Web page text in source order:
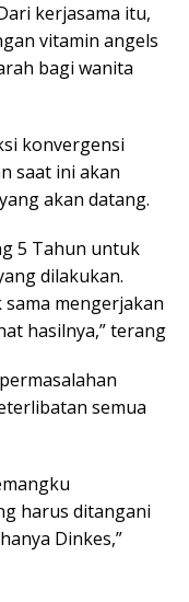
kerjasama itu,
vitamin angels
bagi wanita
konvergensi
saat ini akan
akan datang.
5 Tahun untuk
dilakukan.
mengerjakan
hasilnya,” terang
semua
harus ditangani
Dinkes,”